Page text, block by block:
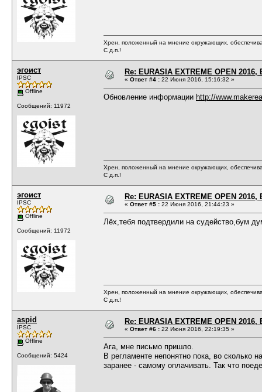
Хрен, положенный на мнение окружающих,
С д.п.!
эгоист
IPSC
Offline
Сообщений: 11972
Re: EURASIA EXTREME OPEN
« Ответ #4 : 22 Июня 2016, 15:16:32 »
Обновление информации http://
Хрен, положенный на мнение окружающих,
С д.п.!
эгоист
IPSC
Offline
Сообщений: 11972
Re: EURASIA EXTREME OPEN
« Ответ #5 : 22 Июня 2016, 21:44:23 »
Лёх,тебя подтвердили на судейство,бум
Хрен, положенный на мнение окружающих,
С д.п.!
aspid
IPSC
Offline
Сообщений: 5424
Re: EURASIA EXTREME OPEN
« Ответ #6 : 22 Июня 2016, 22:19:35 »
Ага, мне письмо пришло.
В регламенте непонятно пока, во сколько
заранее - самому оплачивать. Так что